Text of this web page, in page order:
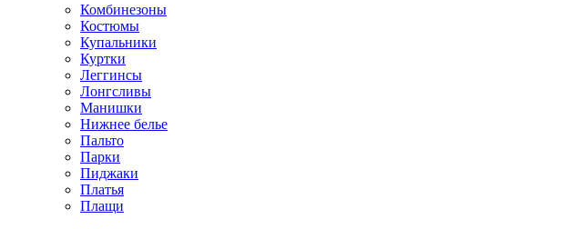
Комбинезоны
Костюмы
Купальники
Куртки
Леггинсы
Лонгсливы
Манишки
Нижнее белье
Пальто
Парки
Пиджаки
Платья
Плащи